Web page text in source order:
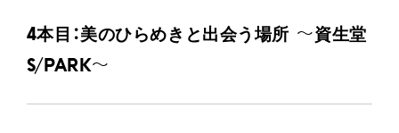
4本目：美のひらめきと出会う場所 〜資生堂
S/PARK〜